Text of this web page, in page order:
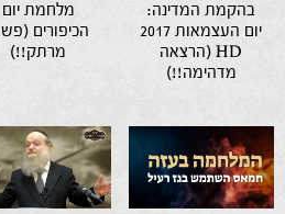
מלחמת יום
הכיפורים
מרתק!!)
בהקמת המדינה:
יום העצמאות 2017
HD (הרצאה
מדהימה!!)